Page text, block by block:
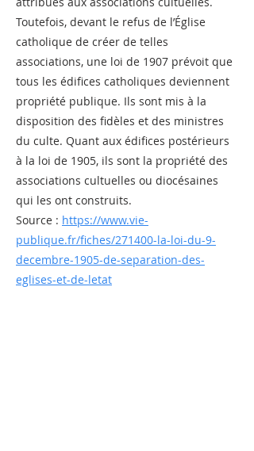
Toutefois, devant le refus de l’Église
catholique de créer de telles
associations, une loi de 1907 prévoit que
tous les édifices catholiques deviennent
propriété publique. Ils sont mis à la
disposition des fidèles et des ministres
du culte. Quant aux édifices postérieurs
à la loi de 1905, ils sont la propriété des
associations cultuelles ou diocésaines
qui les ont construits.
Source : https://www.vie-
publique.fr/fiches/271400-la-loi-du-9-
decembre-1905-de-separation-des-
eglises-et-de-letat